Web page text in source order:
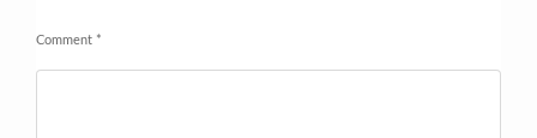
Comment *